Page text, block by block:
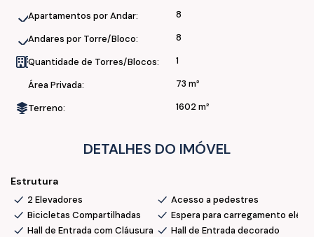
• Academia
• Salão de Festas
• Sala de Jogos
• Coworking
• Bicicletário
• Bikes compartilhadas
• Oficina compartilhadas
• Áreas de Lazer equipadas, decoradas e climatizadas
Segurança e infraestrutura:
• 2 Elevadores
• Hall de entrada com acesso com clausura
Apartamentos por Andar: 8
Andares por Torre/Bloco: 8
Quantidade de Torres/Blocos: 1
Área Privada: 73 m²
Terreno: 1602 m²
DETALHES DO IMÓVEL
Estrutura
2 Elevadores
Acesso a pedestres
Bicicletas Compartilhadas
Espera para carregamento
Hall de Entrada com Cláusura
Hall de Entrada decorado